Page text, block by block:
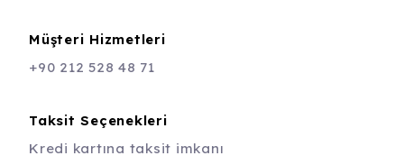
Müşteri Hizmetleri
+90 212 528 48 71
Taksit Seçenekleri
Kredi kartına taksit imkanı